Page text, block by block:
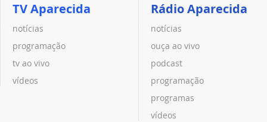
TV Aparecida
notícias
programação
tv ao vivo
vídeos
Rádio Aparecida
notícias
ouça ao vivo
podcast
programação
programas
vídeos